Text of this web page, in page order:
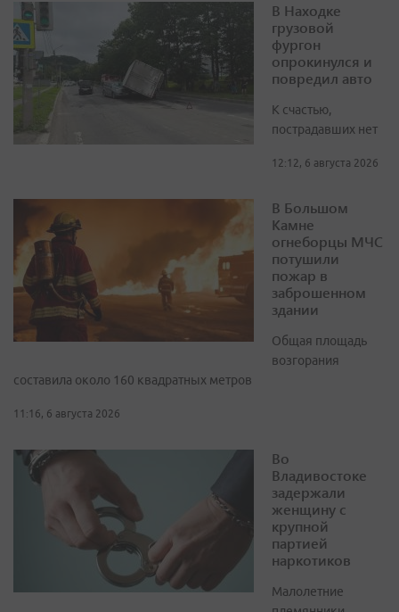
В Находке
грузовой
фургон
опрокинулся и
повредил авто
К счастью,
пострадавших нет
12:12, 6 августа 2026
В Большом
Камне
огнеборцы МЧС
потушили
пожар в
заброшенном
здании
Общая площадь
возгорания
составила около 160 квадратных метров
11:16, 6 августа 2026
Во
Владивостоке
задержали
женщину с
крупной
партией
наркотиков
Малолетние